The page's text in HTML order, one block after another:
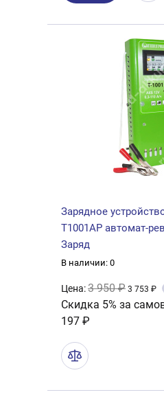
Зарядное
Т1001AP автомат-
Заряд
В наличии: 0
Цена:3 950 ₽ 3 753 ₽
Скидка 5% за
197 ₽